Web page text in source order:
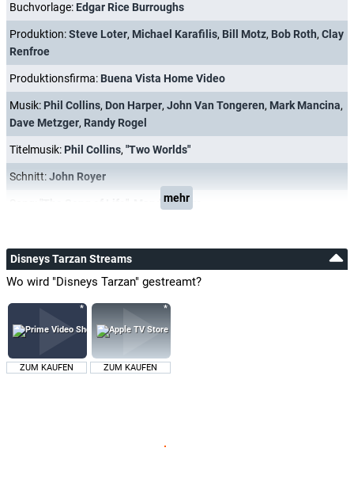
Buchvorlage: Edgar Rice Burroughs
Produktion:Steve Loter, Michael Karafilis, Bill Motz, Bob Roth, Clay
Renfroe
Produktionsfirma: Buena Vista Home Video
Musik: Phil Collins, Don Harper, John Van Tongeren, Mark Mancina,
Dave Metzger, Randy Rogel
Titelmusik: Phil Collins, "Two Worlds"
Schnitt:John Royer
Mandy Moore
mehr
Disneys Tarzan Streams
Wo wird "Disneys Tarzan" gestreamt?
ZUM KAUFEN ZUM KAUFEN